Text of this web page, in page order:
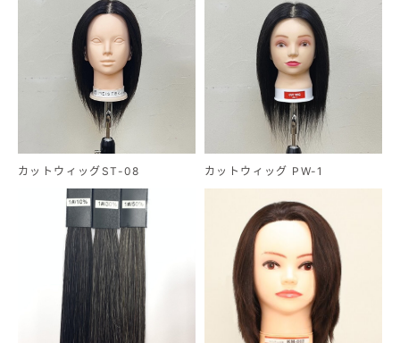
カットウィッグST-08 カットウィッグ PW-1